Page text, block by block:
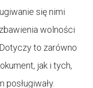
się nimi
wolności
to zarówno
jak i tych,
posługiwały.